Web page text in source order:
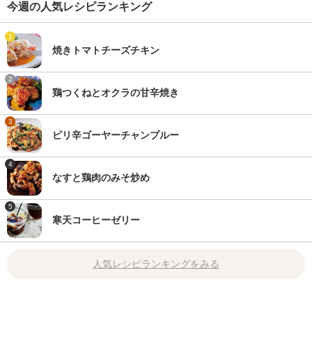
今週の人気レシピランキング
1
焼きトマトチーズチキン
2
鶏つくねとオクラの甘辛焼き
3
ピリ辛ゴーヤーチャンプルー
4
なすと鶏肉のみそ炒め
5
寒天コーヒーゼリー
人気レシピランキングをみる